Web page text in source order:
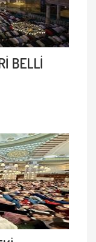
BELLİ